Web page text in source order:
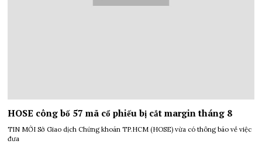
HOSE công bố 57 mã cổ phiếu bị cắt margin tháng 8
TIN MỚI Sở Giao dịch Chứng khoán TP.HCM (HOSE) vừa có thông báo về việc
đưa